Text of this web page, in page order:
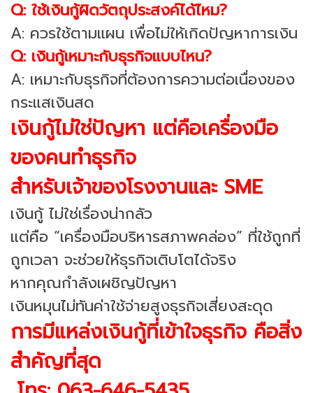
Q: ใช้เงินกู้ผิดวัตถุประสงค์ได้ไหม?
A: ควรใช้ตามแผน เพื่อไม่ให้เกิดปัญหาการเงิน
Q: เงินกู้เหมาะกับธุรกิจแบบไหน?
A: เหมาะกับธุรกิจที่ต้องการความต่อเนื่องของ
กระแสเงินสด
เงินกู้ไม่ใช่ปัญหา แต่คือเครื่องมือ
ของคนทำธุรกิจ
สำหรับเจ้าของโรงงานและ SME
เงินกู้ ไม่ใช่เรื่องน่ากลัว
แต่คือ “เครื่องมือบริหารสภาพคล่อง” ที่ใช้ถูกที่
ถูกเวลา จะช่วยให้ธุรกิจเติบโตได้จริง
หากคุณกำลังเผชิญปัญหา
เงินหมุนไม่ทันค่าใช้จ่ายสูงธุรกิจเสี่ยงสะดุด
การมีแหล่งเงินกู้ที่เข้าใจธุรกิจ คือสิ่ง
สำคัญที่สุด